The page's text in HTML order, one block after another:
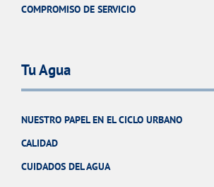
COMPROMISO DE SERVICIO
Tu Agua
NUESTRO PAPEL EN EL CICLO URBANO
CALIDAD
CUIDADOS DEL AGUA